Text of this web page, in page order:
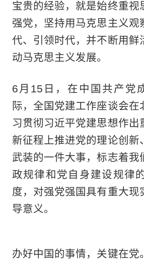
宝贵的经验，就是始终重视
强党，坚持用马克思主义观
代、引领时代，并不断用鲜
动马克思主义发展。
6月15日，在中国共产党
际，全国党建工作座谈会在
习贯彻习近平党建思想作出
新征程上推进党的理论创新
武装的一件大事，标志着我
政规律和党自身建设规律
度，对强党强国具有重大现
导意义。
办好中国的事情，关键在党